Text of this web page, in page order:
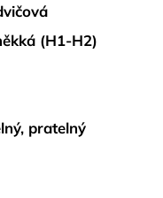
(H1-H2)
pratelný